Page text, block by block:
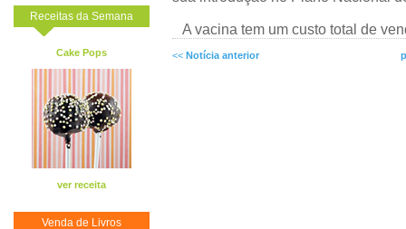
Receitas da Semana
Cake Pops
ver receita
Venda de Livros
A vacina tem um custo total de
<< Notícia anterior